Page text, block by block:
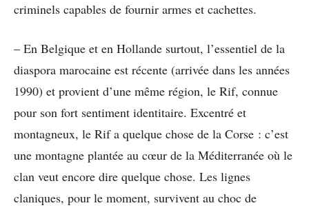
criminels capables de fournir armes et cachettes.
– En Belgique et en Hollande surtout, l’essentiel de la
diaspora marocaine est récente (arrivée dans les années
1990) et provient d’une même région, le Rif, connue
pour son fort sentiment identitaire. Excentré et
montagneux, le Rif a quelque chose de la Corse : c’est
une montagne plantée au cœur de la Méditerranée où le
clan veut encore dire quelque chose. Les lignes
claniques, pour le moment, survivent au choc de